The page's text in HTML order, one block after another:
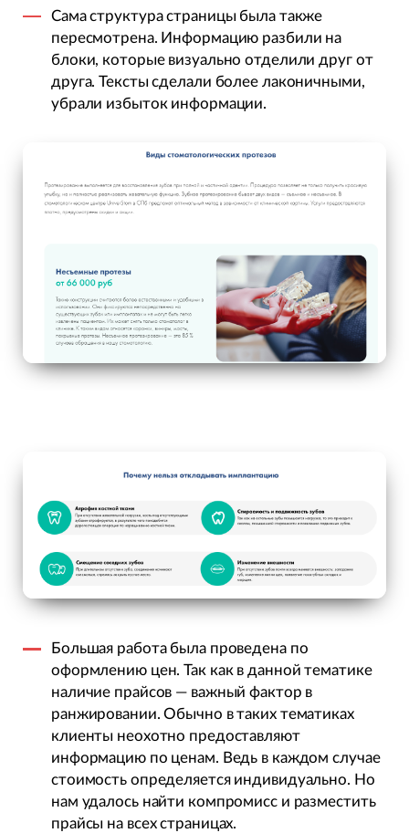
Сама структура страницы была также
пересмотрена. Информацию разбили на
блоки, которые визуально отделили друг от
друга. Тексты сделали более лаконичными,
убрали избыток информации.
Большая работа была проведена по
оформлению цен. Так как в данной тематике
наличие прайсов — важный фактор в
ранжировании. Обычно в таких тематиках
клиенты неохотно предоставляют
информацию по ценам. Ведь в каждом случае
стоимость определяется индивидуально. Но
нам удалось найти компромисс и разместить
прайсы на всех страницах.